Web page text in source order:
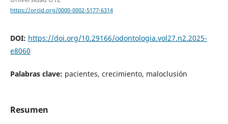
https://orcid.org/0000-0002-5177-6314
DOI: https://doi.org/10.29166/odontologia.vol27.n2.2025-
e8060
Palabras clave: pacientes, crecimiento, maloclusión
Resumen